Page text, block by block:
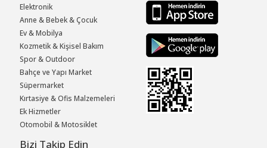
Elektronik
Anne & Bebek & Çocuk
Ev & Mobilya
Kozmetik & Kişisel Bakım
Spor & Outdoor
Bahçe ve Yapı Market
Süpermarket
Kırtasiye & Ofis Malzemeleri
Ek Hizmetler
Otomobil & Motosiklet
Bizi Takip Edin